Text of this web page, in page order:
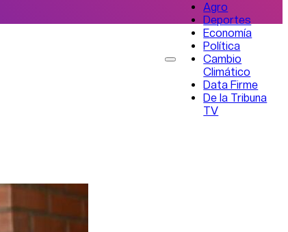
Agro
Deportes
Economía
Política
Cambio
Climático
Data Firme
De la Tribuna
TV